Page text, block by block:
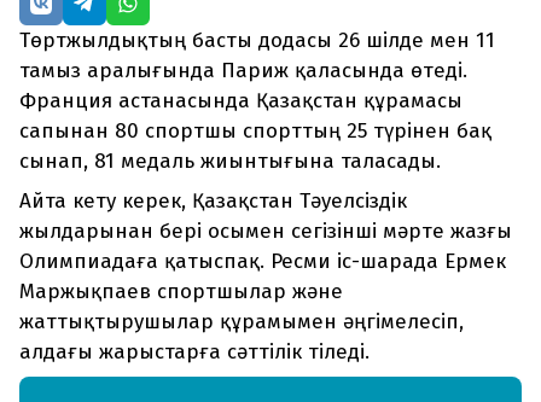
Төртжылдықтың басты додасы 26 шілде мен 11
тамыз аралығында Париж қаласында өтеді.
Франция астанасында Қазақстан құрамасы
сапынан 80 спортшы спорттың 25 түрінен бақ
сынап, 81 медаль жиынтығына таласады.
Айта кету керек, Қазақстан Тәуелсіздік
жылдарынан бері осымен сегізінші мәрте жазғы
Олимпиадаға қатыспақ. Ресми іс-шарада Ермек
Маржықпаев спортшылар және
жаттықтырушылар құрамымен әңгімелесіп,
алдағы жарыстарға сәттілік тіледі.